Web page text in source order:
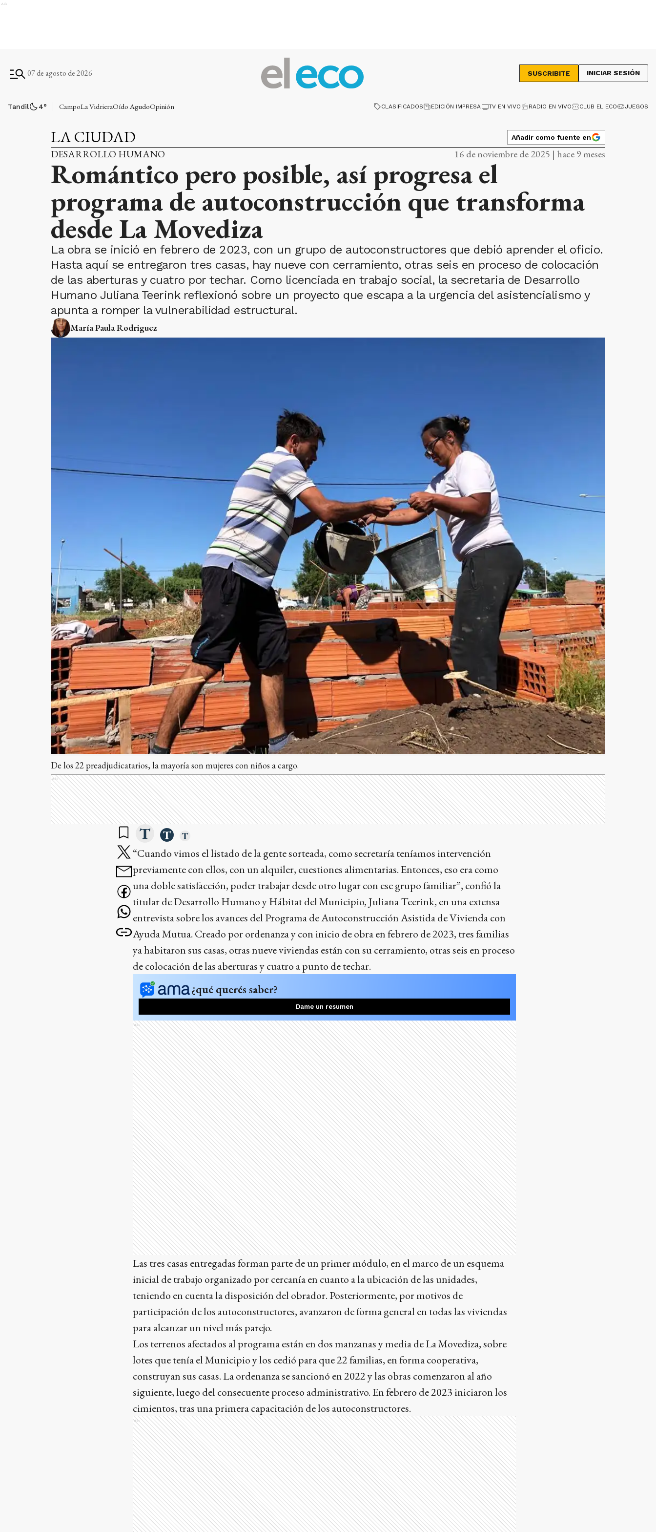
Ads
07 de agosto de 2026 SUSCRIBITE INICIAR SESIÓN
Tandil 4° CampoLa VidrieraOído AgudoOpinión CLASIFICADOS EDICIÓN IMPRESA TV EN VIVO RADIO EN VIVO CLUB EL ECO JUEGOS
LA CIUDAD Añadir como fuente en
DESARROLLO HUMANO 16 de noviembre de 2025 | hace 9 meses
Romántico pero posible, así progresa el
programa de autoconstrucción que transforma
desde La Movediza
La obra se inició en febrero de 2023, con un grupo de autoconstructores que debió aprender el oficio.
Hasta aquí se entregaron tres casas, hay nueve con cerramiento, otras seis en proceso de colocación
de las aberturas y cuatro por techar. Como licenciada en trabajo social, la secretaria de Desarrollo
Humano Juliana Teerink reflexionó sobre un proyecto que escapa a la urgencia del asistencialismo y
apunta a romper la vulnerabilidad estructural.
María Paula Rodriguez
De los 22 preadjudicatarios, la mayoría son mujeres con niños a cargo.
Ads
“Cuando vimos el listado de la gente sorteada, como secretaría teníamos intervención
previamente con ellos, con un alquiler, cuestiones alimentarias. Entonces, eso era como
una doble satisfacción, poder trabajar desde otro lugar con ese grupo familiar”, confió la
titular de Desarrollo Humano y Hábitat del Municipio, Juliana Teerink, en una extensa
entrevista sobre los avances del Programa de Autoconstrucción Asistida de Vivienda con
Ayuda Mutua. Creado por ordenanza y con inicio de obra en febrero de 2023, tres familias
ya habitaron sus casas, otras nueve viviendas están con su cerramiento, otras seis en proceso
de colocación de las aberturas y cuatro a punto de techar.
¿qué querés saber?
Dame un resumen
Ads
Las tres casas entregadas forman parte de un primer módulo, en el marco de un esquema
inicial de trabajo organizado por cercanía en cuanto a la ubicación de las unidades,
teniendo en cuenta la disposición del obrador. Posteriormente, por motivos de
participación de los autoconstructores, avanzaron de forma general en todas las viviendas
para alcanzar un nivel más parejo.
Los terrenos afectados al programa están en dos manzanas y media de La Movediza, sobre
lotes que tenía el Municipio y los cedió para que 22 familias, en forma cooperativa,
construyan sus casas. La ordenanza se sancionó en 2022 y las obras comenzaron al año
siguiente, luego del consecuente proceso administrativo. En febrero de 2023 iniciaron los
cimientos, tras una primera capacitación de los autoconstructores.
Ads